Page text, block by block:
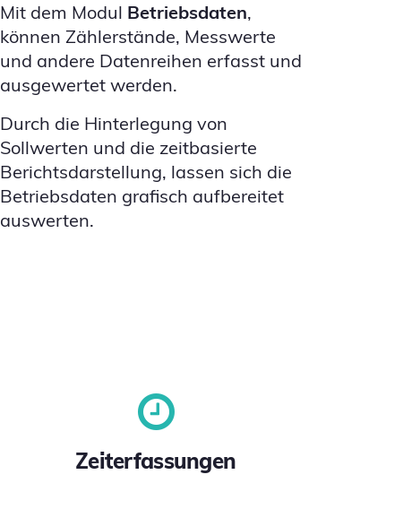
Mit dem Modul Betriebsdaten,
können Zählerstände, Messwerte
und andere Datenreihen erfasst und
ausgewertet werden.
Durch die Hinterlegung von
Sollwerten und die zeitbasierte
Berichtsdarstellung, lassen sich die
Betriebsdaten grafisch aufbereitet
auswerten.
Zeiterfassungen